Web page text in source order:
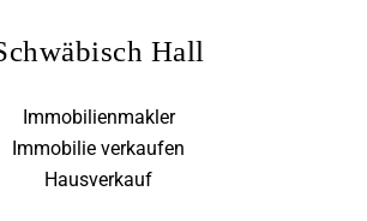
Hall
Immobilienmakler
Immobilie verkaufen
Hausverkauf